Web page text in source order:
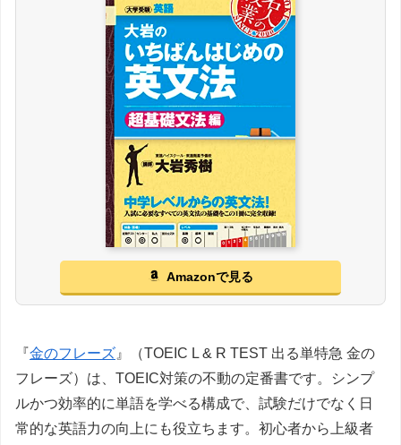
Amazonで見る
『金のフレーズ 』（TOEIC L & R TEST 出る単特急 金の
フレーズ）は、TOEIC対策の不動の定番書です。シンプ
ルかつ効率的に単語を学べる構成で、試験だけでなく日
常的な英語力の向上にも役立ちます。初心者から上級者